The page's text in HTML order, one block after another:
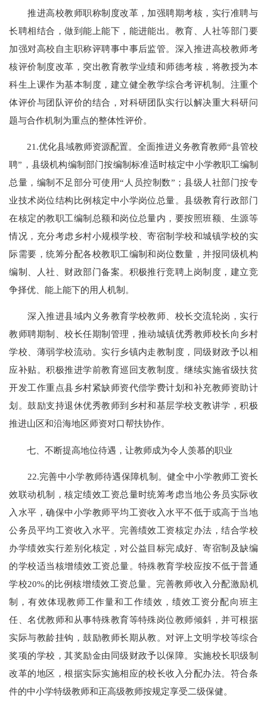
推进高校教师职称制度改革，加强聘期考核，实行准聘与
长聘相结合，做到能上能下，能进能出。教育、人社等部门要
加强对高校自主职称评聘事中事后监管。深入推进高校教师考
核评价制度改革，突出教育教学业绩和师德考核，将教授为本
科生上课作为基本制度，建立健全教学综合考评机制。注重个
体评价与团队评价的结合，对科研团队实行以解决重大科研问
题与合作机制为重点的整体性评价。
21.优化县域教师资源配置。全面推进义务教育教师“县管校
聘”，县级机构编制部门按编制标准适时核定中小学教职工编制
总量，编制不足部分可使用“人员控制数”；县级人社部门按专
业技术岗位结构比例核定中小学岗位总量。县级教育行政部门
在核定的教职工编制总额和岗位总量内，要按照班额、生源等
情况，充分考虑乡村小规模学校、寄宿制学校和城镇学校的实
际需要，统筹分配各校教职工编制和岗位数量，并报同级机构
编制、人社、财政部门备案。积极推行竞聘上岗制度，建立竞
争择优、能上能下的用人机制。
深入推进县域内义务教育学校教师、校长交流轮岗，实行
教师聘期制、校长任期制管理，推动城镇优秀教师校长向乡村
学校、薄弱学校流动。实行乡镇内走教制度，同级财政予以相
应补贴。积极推进学前教育巡回支教制度。继续实施省级扶贫
开发工作重点县乡村紧缺师资代偿学费计划和补充教师资助计
划。鼓励支持退休优秀教师到乡村和基层学校支教讲学，积极
推进山区和沿海地区师资对口帮扶协作。
七、不断提高地位待遇，让教师成为令人羡慕的职业
22.完善中小学教师待遇保障机制。健全中小学教师工资长
效联动机制，核定绩效工资总量时统筹考虑当地公务员实际收
入水平，确保中小学教师平均工资收入水平不低于或高于当地
公务员平均工资收入水平。完善绩效工资核定办法，结合学校
办学绩效实行差别化核定，对公益目标完成好、寄宿制及缺编
的学校适当核增绩效工资总量。特殊教育学校应按不低于普通
学校20%的比例核增绩效工资总量。完善教师收入分配激励机
制，有效体现教师工作量和工作绩效，绩效工资分配向班主
任、名优教师和从事特殊教育等特殊岗位教师倾斜，并可根据
实际与教龄挂钩，鼓励教师长期从教。对评上文明学校等综合
奖项的学校，其奖励金由同级财政予以保障。实施校长职级制
改革的地区，根据实际实施相应的校长收入分配办法。符合条
件的中小学特级教师和正高级教师按规定享受二级保健。